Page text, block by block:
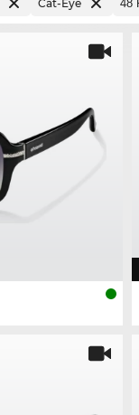
Cat-Eye